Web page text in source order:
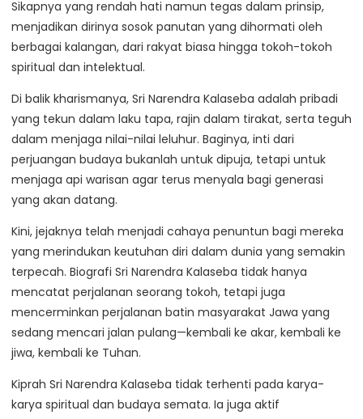
Sikapnya yang rendah hati namun tegas dalam prinsip,
menjadikan dirinya sosok panutan yang dihormati oleh
berbagai kalangan, dari rakyat biasa hingga tokoh-tokoh
spiritual dan intelektual.
Di balik kharismanya, Sri Narendra Kalaseba adalah pribadi
yang tekun dalam laku tapa, rajin dalam tirakat, serta teguh
dalam menjaga nilai-nilai leluhur. Baginya, inti dari
perjuangan budaya bukanlah untuk dipuja, tetapi untuk
menjaga api warisan agar terus menyala bagi generasi
yang akan datang.
Kini, jejaknya telah menjadi cahaya penuntun bagi mereka
yang merindukan keutuhan diri dalam dunia yang semakin
terpecah. Biografi Sri Narendra Kalaseba tidak hanya
mencatat perjalanan seorang tokoh, tetapi juga
mencerminkan perjalanan batin masyarakat Jawa yang
sedang mencari jalan pulang—kembali ke akar, kembali ke
jiwa, kembali ke Tuhan.
Kiprah Sri Narendra Kalaseba tidak terhenti pada karya-
karya spiritual dan budaya semata. Ia juga aktif